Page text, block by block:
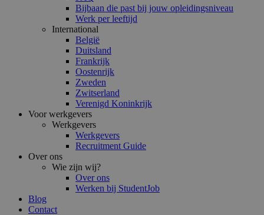
Bijbaan die past bij jouw opleidingsniveau
Werk per leeftijd
International
België
Duitsland
Frankrijk
Oostenrijk
Zweden
Zwitserland
Verenigd Koninkrijk
Voor werkgevers
Werkgevers
Werkgevers
Recruitment Guide
Over ons
Wie zijn wij?
Over ons
Werken bij StudentJob
Blog
Contact